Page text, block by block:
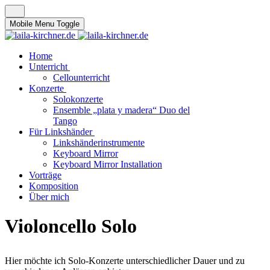
Mobile Menu Toggle
Home
Unterricht
Cellounterricht
Konzerte
Solokonzerte
Ensemble „plata y madera“ Duo del
Tango
Für Linkshänder
Linkshänderinstrumente
Keyboard Mirror
Keyboard Mirror Installation
Vorträge
Komposition
Über mich
Violoncello Solo
Hier möchte ich Solo-Konzerte unterschiedlicher Dauer und zu